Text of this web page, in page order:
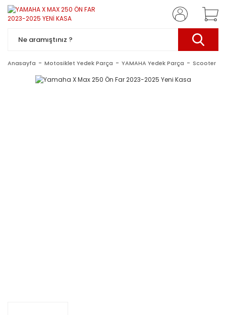
Anasayfa Motosiklet Yedek Parça YAMAHA Yedek Parça Scooter